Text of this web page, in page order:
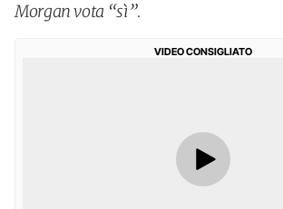
Morgan vota “sì”.
VIDEO CONSIGLIATO